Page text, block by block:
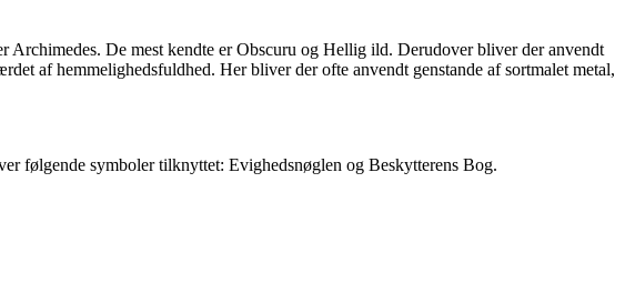
De mest kendte er Obscuru og Hellig ild. Derudover bliver der anvendt
af hemmelighedsfuldhed. Her bliver der ofte anvendt genstande af sortmalet metal,
følgende symboler tilknyttet: Evighedsnøglen og Beskytterens Bog.